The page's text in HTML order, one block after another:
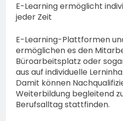
E-Learning ermöglicht
jeder Zeit
E-Learning-Plattformen
ermöglichen es den
Büroarbeitsplatz oder
aus auf individuelle
Damit können
Weiterbildung begleitend
Berufsalltag stattfinden.